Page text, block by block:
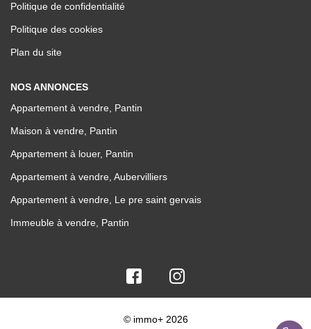
Politique de confidentialité
Politique des cookies
Plan du site
NOS ANNONCES
Appartement à vendre, Pantin
Maison à vendre, Pantin
Appartement à louer, Pantin
Appartement à vendre, Aubervilliers
Appartement à vendre, Le pre saint gervais
Immeuble à vendre, Pantin
© immo+ 2026